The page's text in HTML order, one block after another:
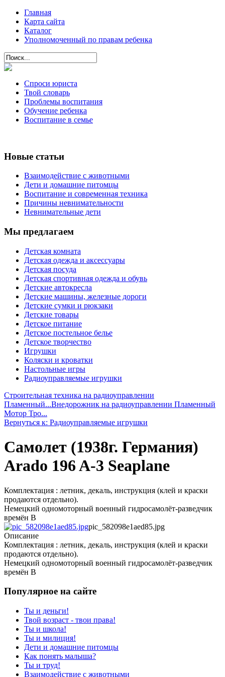
Главная
Карта сайта
Каталог
Уполномоченный по правам ребенка
Спроси юриста
Твой словарь
Проблемы воспитания
Обучение ребенка
Воспитание в семье
Новые статьи
Взаимодействие с животными
Дети и домашние питомцы
Воспитание и современная техника
Причины невнимательности
Невнимательные дети
Мы предлагаем
Детская комната
Детская одежда и аксессуары
Детская посуда
Детская спортивная одежда и обувь
Детские автокресла
Детские машины, железные дороги
Детские сумки и рюкзаки
Детские товары
Детское питание
Детское постельное белье
Детское творчество
Игрушки
Коляски и кроватки
Настольные игры
Радиоуправляемые игрушки
Строительная техника на радиоуправлении
Пламенный...Внедорожник на радиоуправлении Пламенный
Мотор Тро...
Вернуться к: Радиоуправляемые игрушки
Самолет (1938г. Германия)
Arado 196 A-3 Seaplane
Комплектация : летник, декаль, инструкция (клей и краски
продаются отдельно).
Немецкий одномоторный военный гидросамолёт-разведчик
времён В
pic_582098e1aed85.jpg
Описание
Комплектация : летник, декаль, инструкция (клей и краски
продаются отдельно).
Немецкий одномоторный военный гидросамолёт-разведчик
времён В
Популярное на сайте
Ты и деньги!
Твой возраст - твои права!
Ты и школа!
Ты и милиция!
Дети и домашние питомцы
Как понять малыша?
Ты и труд!
Взаимодействие с животными